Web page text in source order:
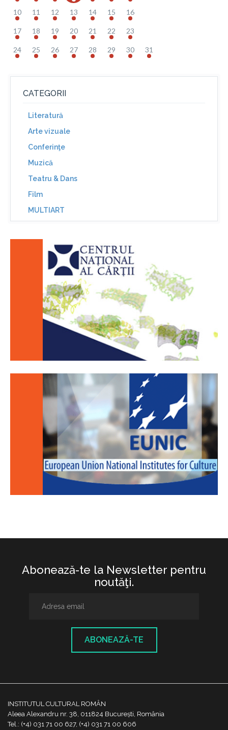
10 11 12 13 14 15 16
17 18 19 20 21 22 23
24 25 26 27 28 29 30 31
CATEGORII
Literatură
Arte vizuale
Conferinţe
Muzică
Teatru & Dans
Film
MULTIART
Abonează-te la Newsletter pentru
noutăţi.
ABONEAZĂ-TE
INSTITUTUL CULTURAL ROMÂN
Aleea Alexandru nr. 38, 011824 București, România
Tel.: (+4) 031 71 00 627, (+4) 031 71 00 606